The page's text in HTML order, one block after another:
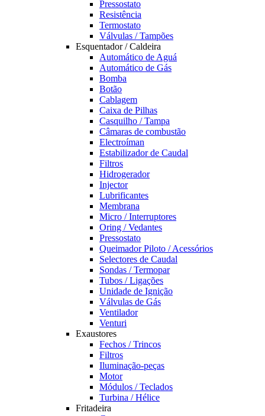
Pressostato
Resistência
Termostato
Válvulas / Tampões
Esquentador / Caldeira
Automático de Aguá
Automático de Gás
Bomba
Botão
Cablagem
Caixa de Pilhas
Casquilho / Tampa
Câmaras de combustão
Electroíman
Estabilizador de Caudal
Filtros
Hidrogerador
Injector
Lubrificantes
Membrana
Micro / Interruptores
Oring / Vedantes
Pressostato
Queimador Piloto / Acessórios
Selectores de Caudal
Sondas / Termopar
Tubos / Ligações
Unidade de Ignição
Válvulas de Gás
Ventilador
Venturi
Exaustores
Fechos / Trincos
Filtros
Iluminação-peças
Motor
Módulos / Teclados
Turbina / Hélice
Fritadeira